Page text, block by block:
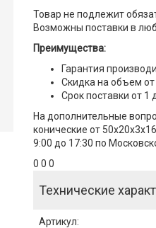
Товар не подлежит
Возможны поставки в
Преимущества:
Гарантия
Скидка на объем от
Срок поставки от 1
На дополнительные
конические от
9:00 до 17:30 по
0 0 0
Технические
Артикул: